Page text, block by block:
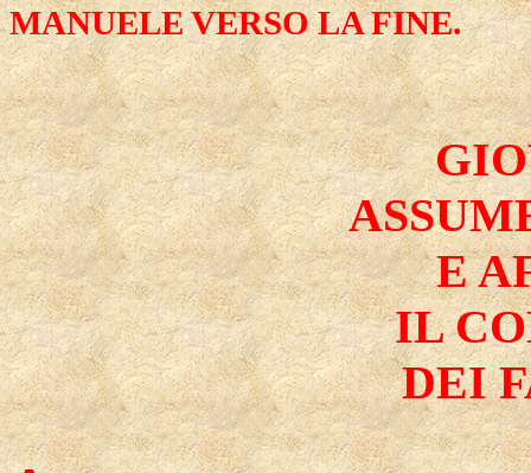
MANUELE VERSO LA FINE.
E
IL
DEI